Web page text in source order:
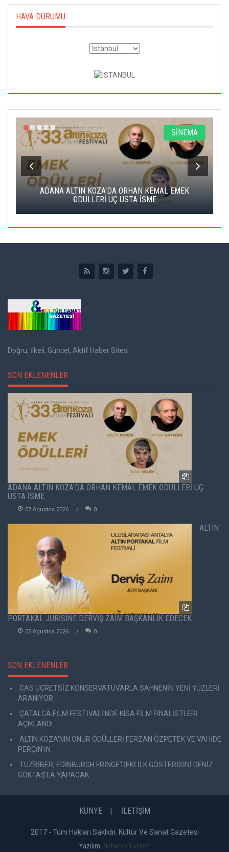
HAVA DURUMU
SİNEMA
ADANA ALTIN KOZA'DA ORHAN KEMAL EMEK
ÖDÜLLERİ ÜÇ USTA İSME
Doğru, İlkeli, Güncel, Aktif Haber Sitesi
SON EKLENENLER
ADANA ALTIN KOZA'DA ORHAN KEMAL EMEK ÖDÜLLERİ ÜÇ
USTA İSME
07 Agustos 2026 0
ALTIN
PORTAKAL JÜRİSİNE DERVİŞ ZAİM BAŞKANLIK EDECEK
05 Agustos 2026 0
SON EKLENENLER
CAS ÜCRETSİZ KONSERVATUVARLA SAHNENİN YENİ YÜZLERİ
ARANIYOR
ÇATALCA FİLM FESTİVALİ'NDE KISA FİLM FİNALİSTLERİ
AÇIKLANDI
ALTIN KOZA'NIN ONUR ÖDÜLLERİ FERZAN ÖZPETEK VE VAHİDE
PERÇİN'İN
TUZBİBER, EDİNBURGH FRİNGE'DEKİ İLK GÖSTERİSİNİ DENİZ
GÖKTAŞ'LA YAPACAK
KÜNYE İLETİŞİM
2017 - Tüm Hakları Saklıdır. Kültür Ve Sanat Gazetesi
Yazılım: Network Yazılım